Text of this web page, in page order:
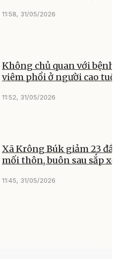
11:58, 31/05/2026
Không chủ quan với bệnh
viêm phổi ở người cao
11:52, 31/05/2026
Xã Krông Búk giảm 23
mối thôn, buôn sau sắp
11:45, 31/05/2026